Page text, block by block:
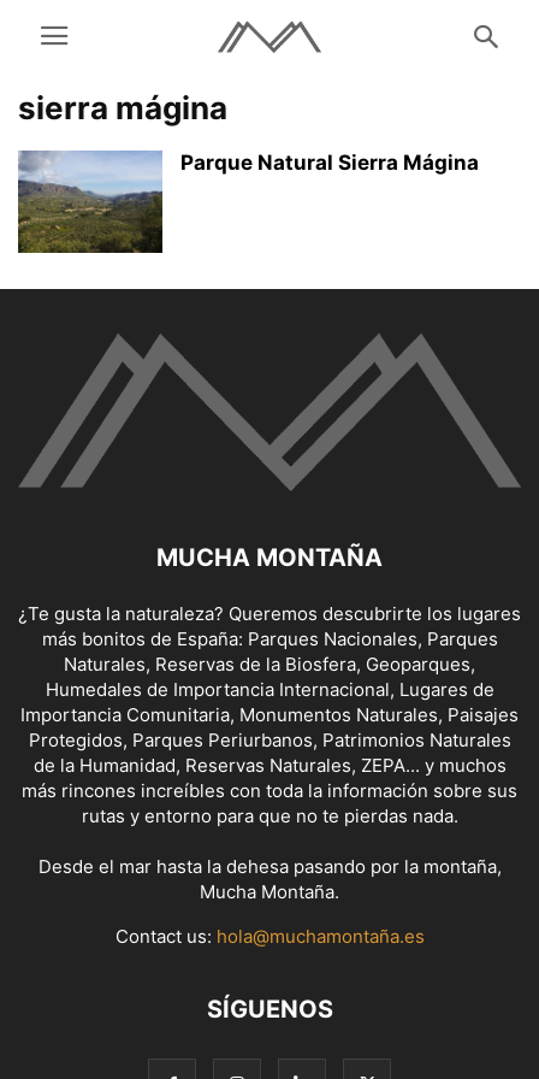
sierra mágina
Parque Natural Sierra Mágina
MUCHA MONTAÑA
¿Te gusta la naturaleza? Queremos descubrirte los lugares
más bonitos de España: Parques Nacionales, Parques
Naturales, Reservas de la Biosfera, Geoparques,
Humedales de Importancia Internacional, Lugares de
Importancia Comunitaria, Monumentos Naturales, Paisajes
Protegidos, Parques Periurbanos, Patrimonios Naturales
de la Humanidad, Reservas Naturales, ZEPA... y muchos
más rincones increíbles con toda la información sobre sus
rutas y entorno para que no te pierdas nada.
Desde el mar hasta la dehesa pasando por la montaña,
Mucha Montaña.
Contact us: hola@muchamontaña.es
SÍGUENOS